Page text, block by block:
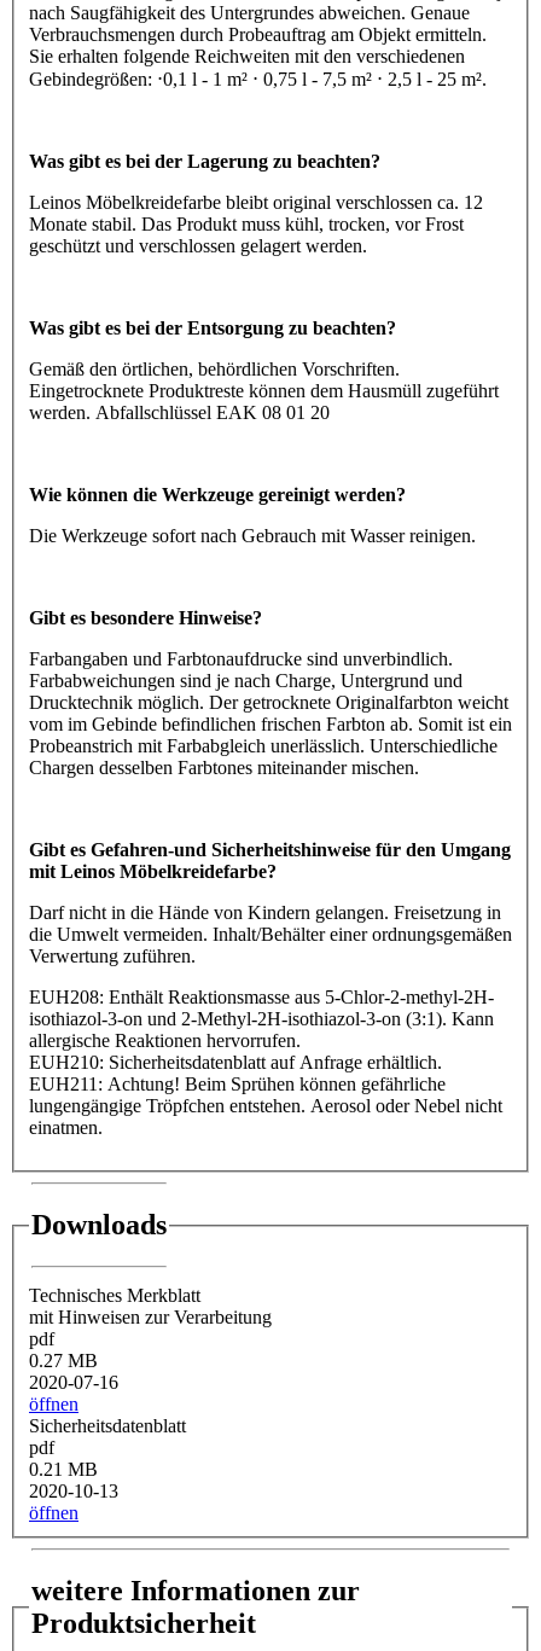
nach Saugfähigkeit des Untergrundes abweichen. Genaue
Verbrauchsmengen durch Probeauftrag am Objekt ermitteln.
Sie erhalten folgende Reichweiten mit den verschiedenen
Gebindegrößen: ⋅0,1 l - 1 m² ⋅ 0,75 l - 7,5 m² ⋅ 2,5 l - 25 m².
Was gibt es bei der Lagerung zu beachten?
Leinos Möbelkreidefarbe bleibt original verschlossen ca. 12
Monate stabil. Das Produkt muss kühl, trocken, vor Frost
geschützt und verschlossen gelagert werden.
Was gibt es bei der Entsorgung zu beachten?
Gemäß den örtlichen, behördlichen Vorschriften.
Eingetrocknete Produktreste können dem Hausmüll zugeführt
werden. Abfallschlüssel EAK 08 01 20
Wie können die Werkzeuge gereinigt werden?
Die Werkzeuge sofort nach Gebrauch mit Wasser reinigen.
Gibt es besondere Hinweise?
Farbangaben und Farbtonaufdrucke sind unverbindlich.
Farbabweichungen sind je nach Charge, Untergrund und
Drucktechnik möglich. Der getrocknete Originalfarbton weicht
vom im Gebinde befindlichen frischen Farbton ab. Somit ist ein
Probeanstrich mit Farbabgleich unerlässlich. Unterschiedliche
Chargen desselben Farbtones miteinander mischen.
Gibt es Gefahren-und Sicherheitshinweise für den Umgang
mit Leinos Möbelkreidefarbe?
Darf nicht in die Hände von Kindern gelangen. Freisetzung in
die Umwelt vermeiden. Inhalt/Behälter einer ordnungsgemäßen
Verwertung zuführen.
EUH208: Enthält Reaktionsmasse aus 5-Chlor-2-methyl-2H-
isothiazol-3-on und 2-Methyl-2H-isothiazol-3-on (3:1). Kann
allergische Reaktionen hervorrufen.
EUH210: Sicherheitsdatenblatt auf Anfrage erhältlich.
EUH211: Achtung! Beim Sprühen können gefährliche
lungengängige Tröpfchen entstehen. Aerosol oder Nebel nicht
einatmen.
Downloads
Technisches Merkblatt
mit Hinweisen zur Verarbeitung
pdf
0.27 MB
2020-07-16
öffnen
Sicherheitsdatenblatt
pdf
0.21 MB
2020-10-13
öffnen
weitere Informationen zur
Produktsicherheit